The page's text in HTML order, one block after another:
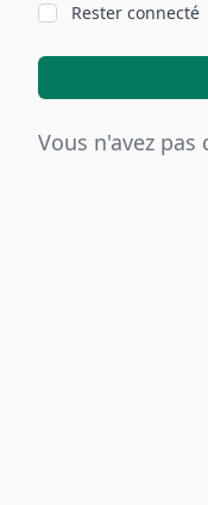
Rester connecté
Vous n'avez pas